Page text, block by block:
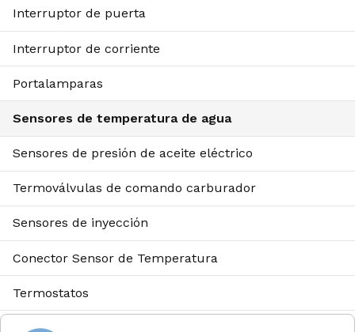
Interruptor de puerta
Interruptor de corriente
Portalamparas
Sensores de temperatura de agua
Sensores de presión de aceite eléctrico
Termoválvulas de comando carburador
Sensores de inyección
Conector Sensor de Temperatura
Termostatos